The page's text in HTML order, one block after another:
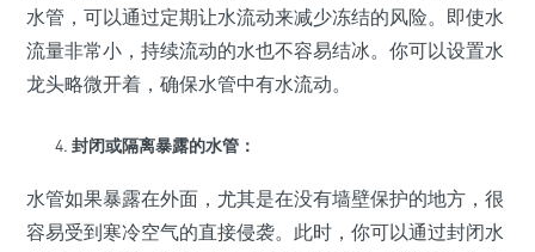
水管，可以通过定期让水流动来减少冻结的风险。即使水
流量非常小，持续流动的水也不容易结冰。你可以设置水
龙头略微开着，确保水管中有水流动。
封闭或隔离暴露的水管：
水管如果暴露在外面，尤其是在没有墙壁保护的地方，很
容易受到寒冷空气的直接侵袭。此时，你可以通过封闭水